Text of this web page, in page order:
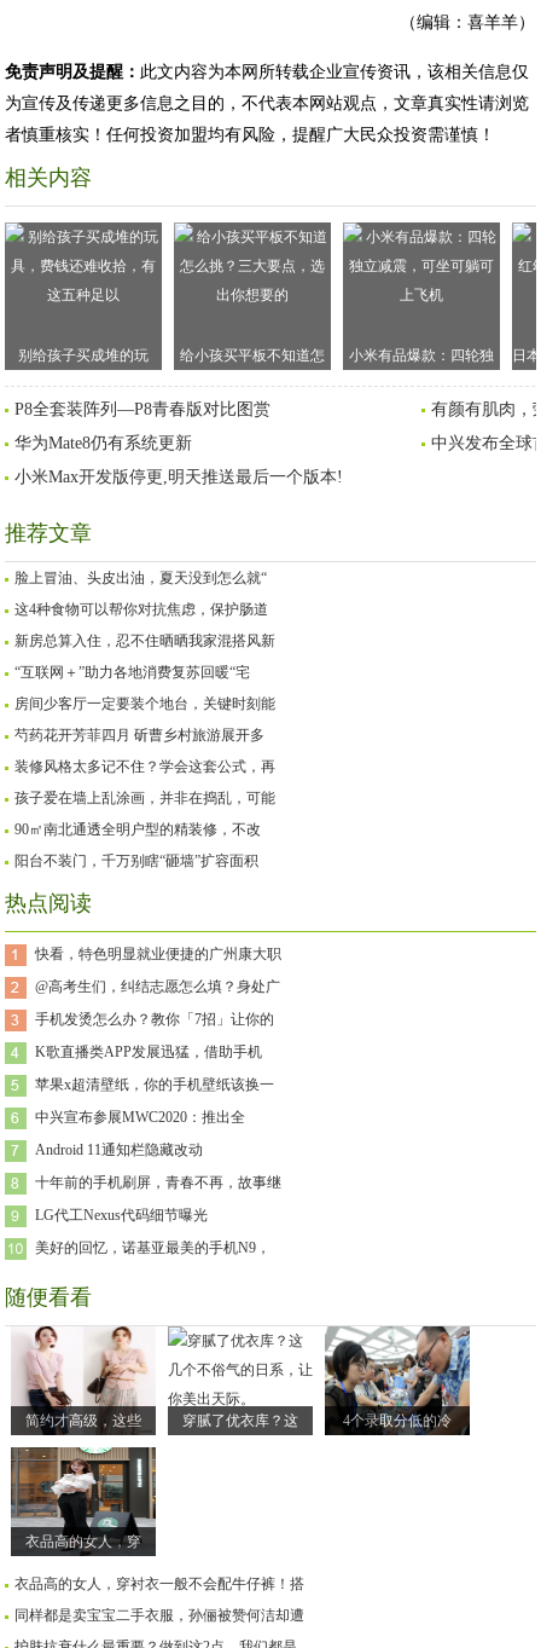
（编辑：喜羊羊）
免责声明及提醒： 此文内容为本网所转载企业宣传资讯，该相关信息仅
为宣传及传递更多信息之目的，不代表本网站观点，文章真实性请浏览
者慎重核实！任何投资加盟均有风险，提醒广大民众投资需谨慎！
相关内容
别给孩子买成堆的玩
具，费钱还难收拾，有
这五种足以
给小孩买平板不知道怎
么挑？三大要点，选出
你想要的
小米有品爆款：四轮独
立减震，可坐可躺可上
飞机
日
儿
P8全套装阵列—P8青春版对比图赏
有颜有肌肉，
华为Mate8仍有系统更新
中兴发布全球
小米Max开发版停更,明天推送最后一个版本!
推荐文章
脸上冒油、头皮出油，夏天没到怎么就“
这4种食物可以帮你对抗焦虑，保护肠道
新房总算入住，忍不住晒晒我家混搭风新
“互联网＋”助力各地消费复苏回暖“宅
房间少客厅一定要装个地台，关键时刻能
芍药花开芳菲四月 斫曹乡村旅游展开多
装修风格太多记不住？学会这套公式，再
孩子爱在墙上乱涂画，并非在捣乱，可能
90㎡南北通透全明户型的精装修，不改
阳台不装门，千万别瞎“砸墙”扩容面积
热点阅读
快看，特色明显就业便捷的广州康大职
@高考生们，纠结志愿怎么填？身处广
手机发烫怎么办？教你「7招」让你的
K歌直播类APP发展迅猛，借助手机
苹果x超清壁纸，你的手机壁纸该换一
中兴宣布参展MWC2020：推出全
Android 11通知栏隐藏改动
十年前的手机刷屏，青春不再，故事继
LG代工Nexus代码细节曝光
美好的回忆，诺基亚最美的手机N9，
随便看看
简约才高级，这些 穿腻了优衣库？这 4个录取分低的冷
衣品高的女人，穿
衣品高的女人，穿衬衣一般不会配牛仔裤！搭
同样都是卖宝宝二手衣服，孙俪被赞何洁却遭